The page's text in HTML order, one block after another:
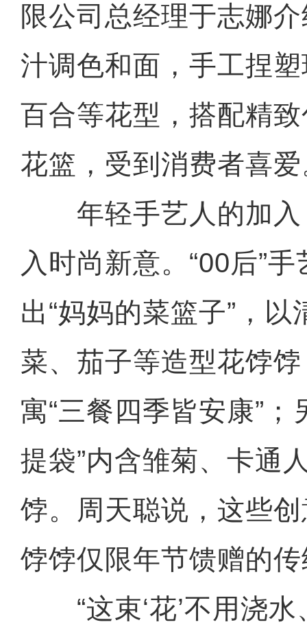
限公司总经理于志娜
汁调色和面，手工捏
百合等花型，搭配精
花篮，受到消费者喜
年轻手艺人的加入
入时尚新意。“00后”
出“妈妈的菜篮子”，
菜、茄子等造型花饽
寓“三餐四季皆安康”；
提袋”内含雏菊、卡通
饽。周天聪说，这些
饽饽仅限年节馈赠的
“这束‘花’不用浇水